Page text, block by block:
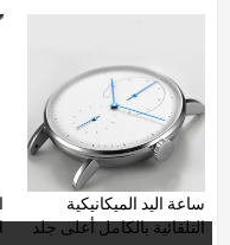
ساعة اليد الميكانيكية
التلقائية بالكامل أعلى جلد